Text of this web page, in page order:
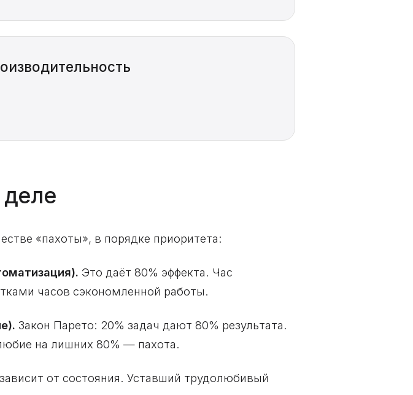
«пахоты», в порядке приоритета:
Это даёт 80% эффекта. Час
часов сэкономленной работы.
Закон Парето: 20% задач дают 80% результата.
на лишних 80% — пахота.
от состояния. Уставший трудолюбивый